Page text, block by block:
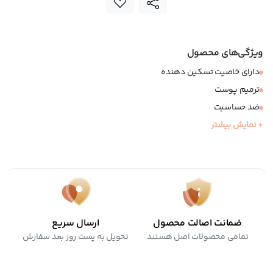
ویژگی‌های محصول
دارای خاصیت تسکین دهنده
ترمیم پوست
ضد حساسیت
فاقد پارابن
+ نمایش بیشتر
ضمانت اصالت محصول
تمامی محصولات اصل هستند
ارسال سریع
تحویل به پست روز بعد سفارش